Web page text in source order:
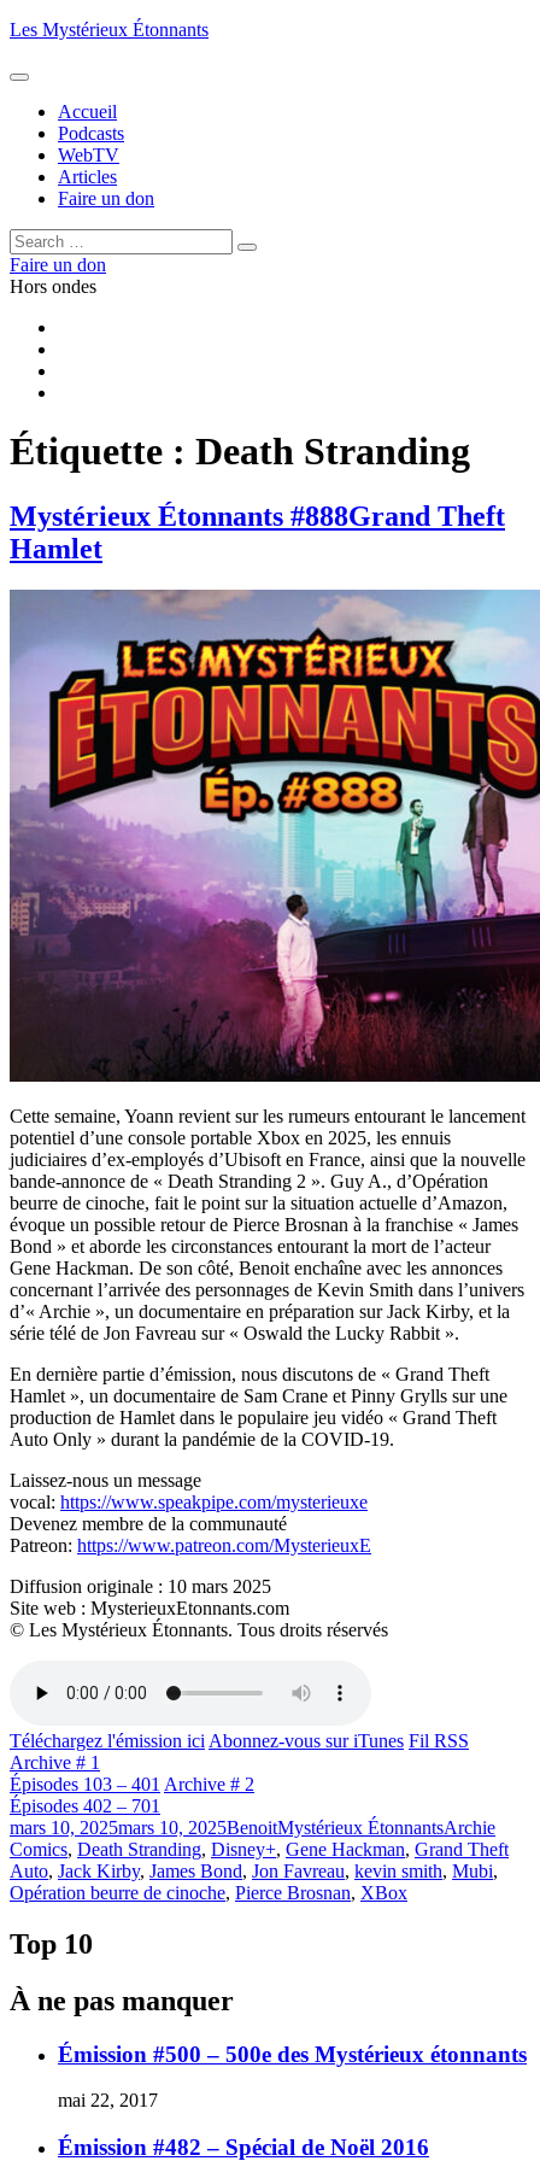
Aller
contenu
Les Mystérieux Étonnants
Accueil
Podcasts
WebTV
Articles
Faire un don
Rechercher :
Rechercher
Faire un don
Hors ondes
Étiquette : Death Stranding
Mystérieux Étonnants #888Grand Theft
Hamlet
Cette semaine, Yoann revient sur les rumeurs entourant le lancement
potentiel d’une console portable Xbox en 2025, les ennuis
judiciaires d’ex-employés d’Ubisoft en France, ainsi que la nouvelle
bande-annonce de « Death Stranding 2 ». Guy A., d’Opération
beurre de cinoche, fait le point sur la situation actuelle d’Amazon,
évoque un possible retour de Pierce Brosnan à la franchise « James
Bond » et aborde les circonstances entourant la mort de l’acteur
Gene Hackman. De son côté, Benoit enchaîne avec les annonces
concernant l’arrivée des personnages de Kevin Smith dans l’univers
d’« Archie », un documentaire en préparation sur Jack Kirby, et la
série télé de Jon Favreau sur « Oswald the Lucky Rabbit ».
En dernière partie d’émission, nous discutons de « Grand Theft
Hamlet », un documentaire de Sam Crane et Pinny Grylls sur une
production de Hamlet dans le populaire jeu vidéo « Grand Theft
Auto Only » durant la pandémie de la COVID-19.
Laissez-nous un message
vocal: https://www.speakpipe.com/mysterieuxe
Devenez membre de la communauté
Patreon: https://www.patreon.com/MysterieuxE
Diffusion originale : 10 mars 2025
Site web : MysterieuxEtonnants.com
© Les Mystérieux Étonnants. Tous droits réservés
Téléchargez l'émission ici Abonnez-vous sur iTunes Fil RSS
Archive # 1
Épisodes 103 – 401 Archive # 2
Épisodes 402 – 701
Publié
le
mars 10, 2025mars 10, 2025BenoitCatégories
Mystérieux ÉtonnantsÉtiquettes
Archie
Comics, Death Stranding, Disney+, Gene Hackman, Grand Theft
Auto, Jack Kirby, James Bond, Jon Favreau, kevin smith, Mubi,
Opération beurre de cinoche, Pierce Brosnan, XBox
Top 10
À ne pas manquer
Émission #500 – 500e des Mystérieux étonnants
mai 22, 2017
Émission #482 – Spécial de Noël 2016